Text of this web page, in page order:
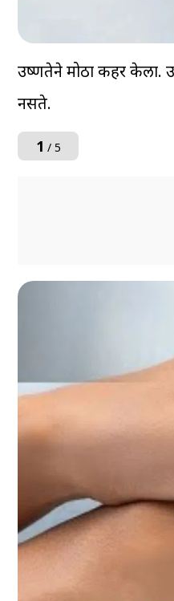
उष्णतेने मोठा कहर केला.
नसते.
1 / 5